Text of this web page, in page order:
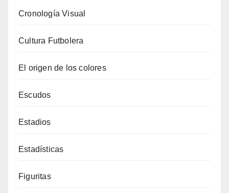
Cronología Visual
Cultura Futbolera
El origen de los colores
Escudos
Estadios
Estadísticas
Figuritas